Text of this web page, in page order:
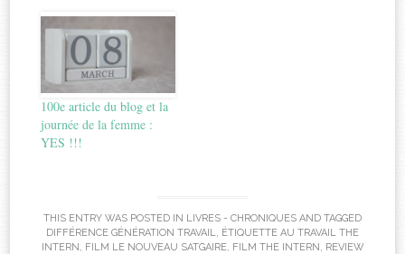
100e article du blog et la
journée de la femme :
YES !!!
THIS ENTRY WAS POSTED IN LIVRES - CHRONIQUES AND TAGGED
DIFFÉRENCE GÉNÉRATION TRAVAIL, ÉTIQUETTE AU TRAVAIL THE
INTERN, FILM LE NOUVEAU SATGAIRE, FILM THE INTERN, REVIEW